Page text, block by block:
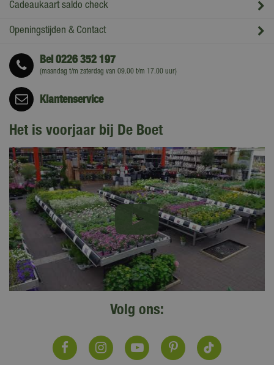
Cadeaukaart saldo check
Openingstijden & Contact
Bel0226 352 197
(maandag t/m zaterdag van 09.00 t/m 17.00 uur)
Klantenservice
Het is voorjaar bij De Boet
Volg ons: